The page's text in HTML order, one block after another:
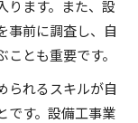
ります。また、設
事前に調査し、自
とも重要です。
られるスキルが自
です。設備工事業